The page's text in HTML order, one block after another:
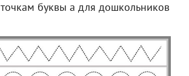
буквы а для дошкольников